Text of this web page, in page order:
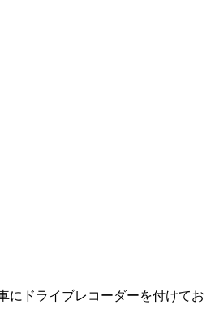
にドライブレコーダーを付けてお